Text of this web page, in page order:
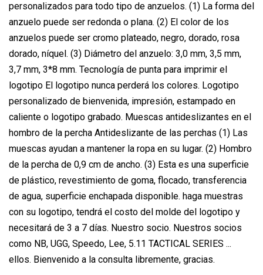
personalizados para todo tipo de anzuelos. (1) La forma del
anzuelo puede ser redonda o plana. (2) El color de los
anzuelos puede ser cromo plateado, negro, dorado, rosa
dorado, níquel. (3) Diámetro del anzuelo: 3,0 mm, 3,5 mm,
3,7 mm, 3*8 mm. Tecnología de punta para imprimir el
logotipo El logotipo nunca perderá los colores. Logotipo
personalizado de bienvenida, impresión, estampado en
caliente o logotipo grabado. Muescas antideslizantes en el
hombro de la percha Antideslizante de las perchas (1) Las
muescas ayudan a mantener la ropa en su lugar. (2) Hombro
de la percha de 0,9 cm de ancho. (3) Esta es una superficie
de plástico, revestimiento de goma, flocado, transferencia
de agua, superficie enchapada disponible. haga muestras
con su logotipo, tendrá el costo del molde del logotipo y
necesitará de 3 a 7 días. Nuestro socio. Nuestros socios
como NB, UGG, Speedo, Lee, 5.11 TACTICAL SERIES ...
ellos. Bienvenido a la consulta libremente, gracias.